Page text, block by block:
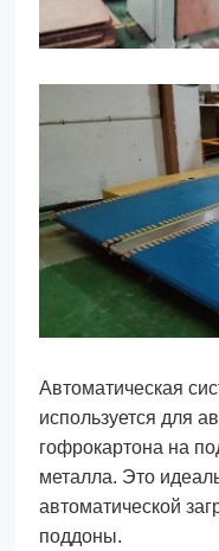
Автоматическая
используется для
гофрокартона на
металла. Это
автоматической
поддоны.